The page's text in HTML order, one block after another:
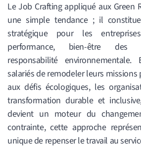
Le Job Crafting appliqué aux Green
une simple tendance ; il
stratégique pour les
performance, bien-être des
responsabilité
salariés de remodeler leurs
aux défis écologiques, les
transformation durable et
devient un moteur du
contrainte, cette approche
unique de repenser le travail au